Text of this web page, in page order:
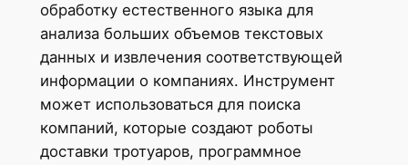
обработку естественного языка для
анализа больших объемов текстовых
данных и извлечения соответствующей
информации о компаниях. Инструмент
может использоваться для поиска
компаний, которые создают роботы
доставки тротуаров, программное